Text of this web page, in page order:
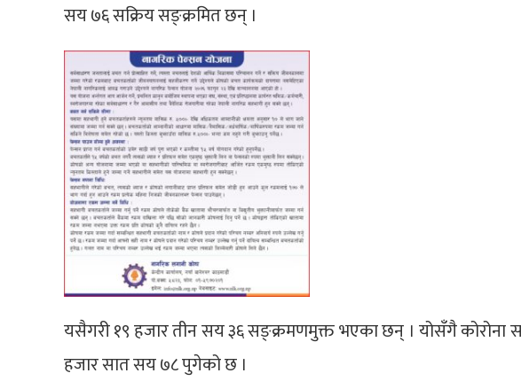
सय ७६ सक्रिय सङ्क्रमित छन् ।
यसैगरी १९ हजार तीन सय ३६ सङ्क्रमणमुक्त भएका छन् । योसँगै
हजार सात सय ७८ पुगेको छ ।